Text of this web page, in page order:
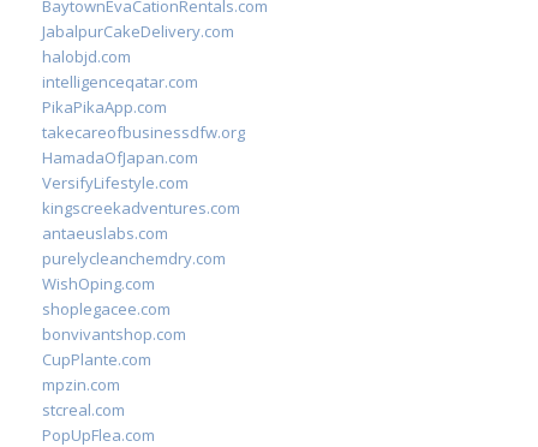
BaytownEvaCationRentals.com
JabalpurCakeDelivery.com
halobjd.com
intelligenceqatar.com
PikaPikaApp.com
takecareofbusinessdfw.org
HamadaOfJapan.com
VersifyLifestyle.com
kingscreekadventures.com
antaeuslabs.com
purelycleanchemdry.com
WishOping.com
shoplegacee.com
bonvivantshop.com
CupPlante.com
mpzin.com
stcreal.com
PopUpFlea.com